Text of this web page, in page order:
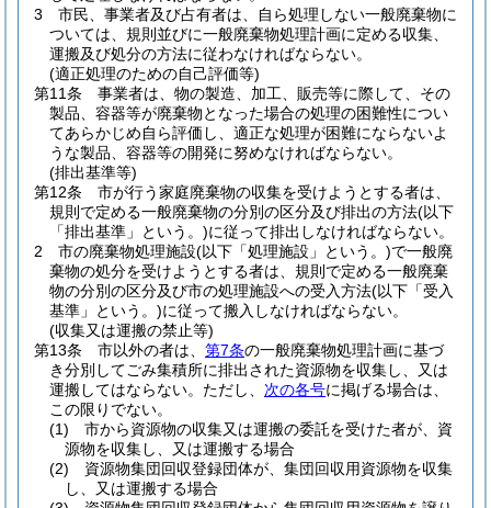
3
市民、事業者及び占有者は、自ら処理しない一般廃棄物に
ついては、規則並びに一般廃棄物処理計画に定める収集、
運搬及び処分の方法に従わなければならない。
(適正処理のための自己評価等)
第11条
事業者は、物の製造、加工、販売等に際して、その
製品、容器等が廃棄物となった場合の処理の困難性につい
てあらかじめ自ら評価し、適正な処理が困難にならないよ
うな製品、容器等の開発に努めなければならない。
(排出基準等)
第12条
市が行う家庭廃棄物の収集を受けようとする者は、
規則で定める一般廃棄物の分別の区分及び排出の方法(以下
「排出基準」という。)に従って排出しなければならない。
2
市の廃棄物処理施設(以下「処理施設」という。)で一般廃
棄物の処分を受けようとする者は、規則で定める一般廃棄
物の分別の区分及び市の処理施設への受入方法(以下「受入
基準」という。)に従って搬入しなければならない。
(収集又は運搬の禁止等)
第13条
市以外の者は、 第7条の一般廃棄物処理計画に基づ
き分別してごみ集積所に排出された資源物を収集し、又は
運搬してはならない。 ただし、 次の各号に掲げる場合は、
この限りでない。
(1)
市から資源物の収集又は運搬の委託を受けた者が、資
源物を収集し、又は運搬する場合
(2)
資源物集団回収登録団体が、集団回収用資源物を収集
し、又は運搬する場合